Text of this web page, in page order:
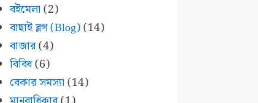
বইমেলা (2)
বাছাই ব্লগ (Blog)(14)
বাজার(4)
বিবিধ(6)
বেকার সমস্যা (14)